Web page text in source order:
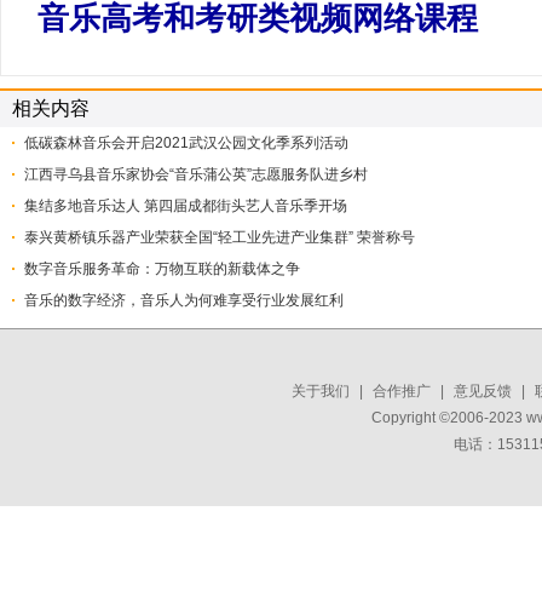
音乐高考和考研类视频网络课程
相关内容
低碳森林音乐会开启2021武汉公园文化季系列活动
江西寻乌县音乐家协会“音乐蒲公英”志愿服务队进乡村
集结多地音乐达人 第四届成都街头艺人音乐季开场
泰兴黄桥镇乐器产业荣获全国“轻工业先进产业集群” 荣誉称号
数字音乐服务革命：万物互联的新载体之争
音乐的数字经济，音乐人为何难享受行业发展红利
关于我们 合作推广 意见反馈
Copyright ©2006-2023
电话：